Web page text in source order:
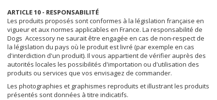
ARTICLE 10 - RESPONSABILITÉ
Les produits proposés sont conformes à la législation française en
vigueur et aux normes applicables en France. La responsabilité de
Dogs Accessory ne saurait être engagée en cas de non-respect de
la législation du pays où le produit est livré (par exemple en cas
d'interdiction d'un produit). Il vous appartient de vérifier auprès des
autorités locales les possibilités d'importation ou d'utilisation des
produits ou services que vos envisagez de commander.
Les photographies et graphismes reproduits et illustrant les produits
présentés sont données à titre indicatifs.